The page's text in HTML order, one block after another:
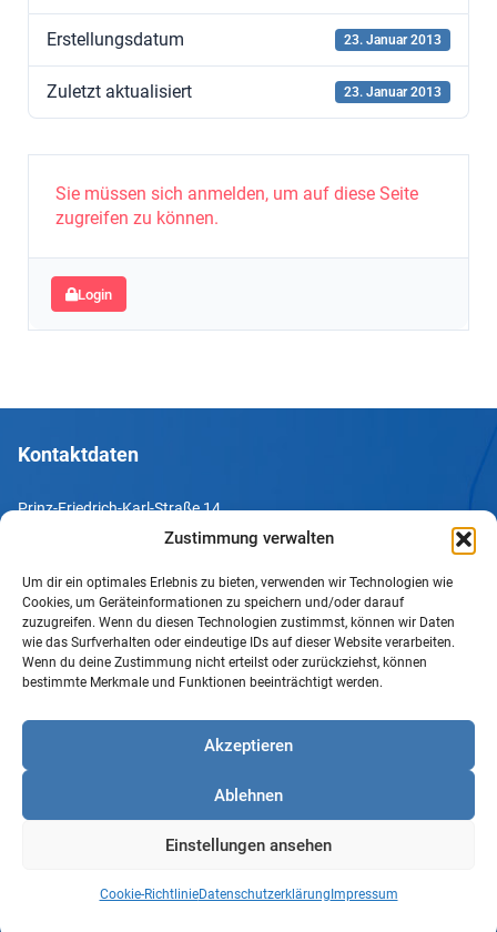
Zustimmung verwalten
Um dir ein optimales Erlebnis zu bieten, verwenden wir Technologien wie
Cookies, um Geräteinformationen zu speichern und/oder darauf
zuzugreifen. Wenn du diesen Technologien zustimmst, können wir Daten
wie das Surfverhalten oder eindeutige IDs auf dieser Website verarbeiten.
Wenn du deine Zustimmung nicht erteilst oder zurückziehst, können
bestimmte Merkmale und Funktionen beeinträchtigt werden.
Akzeptieren
Ablehnen
Einstellungen ansehen
Cookie-RichtlinieDatenschutzerklärung Impressum
Erstellungsdatum 23. Januar 2013
Zuletzt aktualisiert 23. Januar 2013
Sie müssen sich anmelden, um auf diese Seite
zugreifen zu können.
Login
Kontaktdaten
Prinz-Friedrich-Karl-Straße 14
Tel. +49 231 952052-10
Fax +49 231 952052-60
e-Mail info@uv-do.de
Internet www.uv-do.de
Impressum
Cookie-Richtlinie